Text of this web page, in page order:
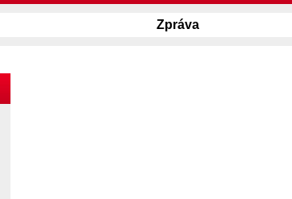
Zpráva